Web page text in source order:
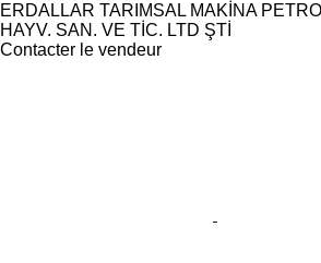
ERDALLAR TARIMSAL MAKİNA
HAYV. SAN. VE TİC. LTD ŞTİ
Contacter le vendeur